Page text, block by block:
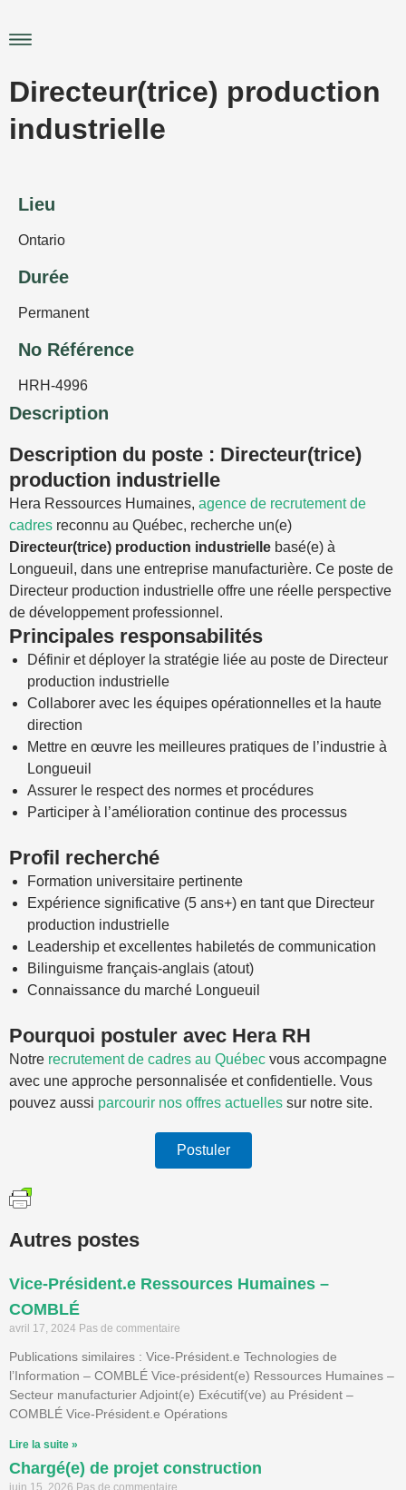
auMain
Directeur(trice) production
industrielle
Lieu
Ontario
Durée
Permanent
No Référence
HRH-4996
Description
Description du poste : Directeur(trice)
production industrielle
Hera Ressources Humaines, agence de recrutement de
cadres reconnu au Québec, recherche un(e)
Directeur(trice) production industrielle basé(e) à
Longueuil, dans une entreprise manufacturière. Ce poste de
Directeur production industrielle offre une réelle perspective
de développement professionnel.
Principales responsabilités
Définir et déployer la stratégie liée au poste de Directeur
production industrielle
Collaborer avec les équipes opérationnelles et la haute
direction
Mettre en œuvre les meilleures pratiques de l’industrie à
Longueuil
Assurer le respect des normes et procédures
Participer à l’amélioration continue des processus
Profil recherché
Formation universitaire pertinente
Expérience significative (5 ans+) en tant que Directeur
production industrielle
Leadership et excellentes habiletés de communication
Bilinguisme français-anglais (atout)
Connaissance du marché Longueuil
Pourquoi postuler avec Hera RH
Notre recrutement de cadres au Québec vous accompagne
avec une approche personnalisée et confidentielle. Vous
pouvez aussi parcourir nos offres actuelles sur notre site.
Postuler
Autres postes
Vice-Président.e Ressources Humaines –
COMBLÉ
avril 17, 2024 Pas de commentaire
Publications similaires : Vice-Président.e Technologies de
l’Information – COMBLÉ Vice-président(e) Ressources Humaines –
Secteur manufacturier Adjoint(e) Exécutif(ve) au Président –
COMBLÉ Vice-Président.e Opérations
Lire la suite »
Chargé(e) de projet construction
juin 15, 2026 Pas de commentaire